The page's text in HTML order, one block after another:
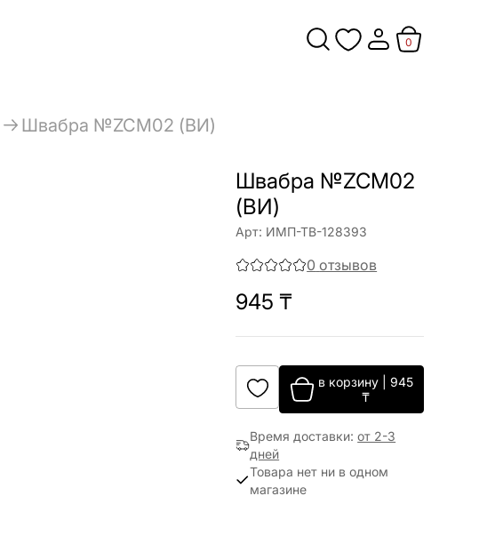
0
Швабра №ZCM02 (ВИ)
Швабра №ZCM02
(ВИ)
Арт: ИМП-ТВ-128393
0 отзывов
945 ₸
в корзину |945
₸
Время доставки:от 2-3
дней
Товара нет ни в одном
магазине